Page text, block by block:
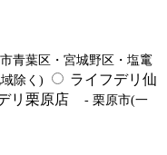
青葉区・宮城野区・塩竃
除く)
ライフデリ仙
リ栗原店
- 栗原市(一